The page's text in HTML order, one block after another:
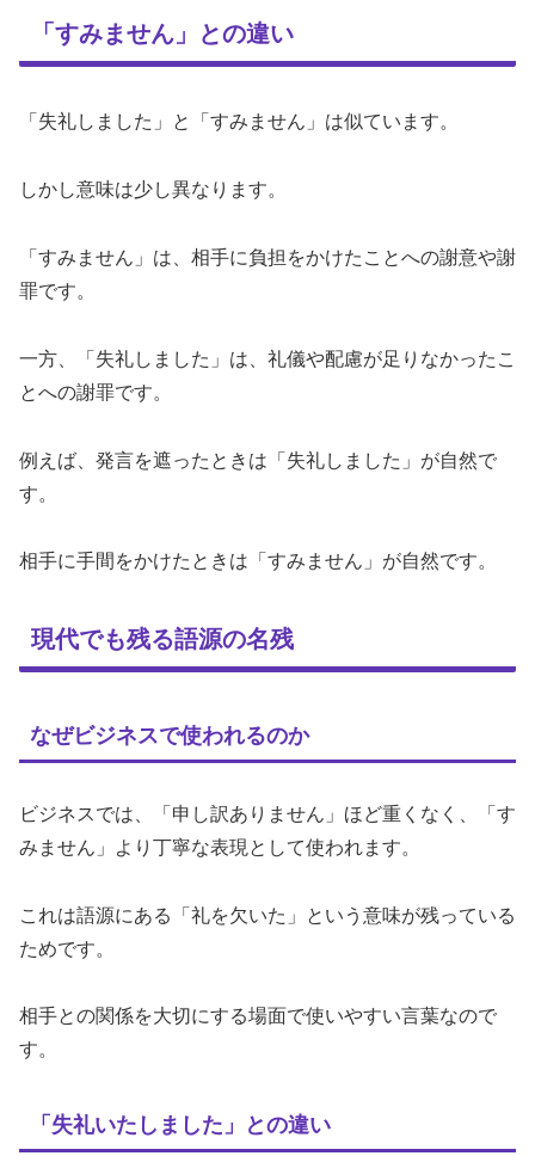
「すみません」との違い
「失礼しました」と「すみません」は似ています。
しかし意味は少し異なります。
「すみません」は、相手に負担をかけたことへの謝意や謝
罪です。
一方、「失礼しました」は、礼儀や配慮が足りなかったこ
とへの謝罪です。
例えば、発言を遮ったときは「失礼しました」が自然で
す。
相手に手間をかけたときは「すみません」が自然です。
現代でも残る語源の名残
なぜビジネスで使われるのか
ビジネスでは、「申し訳ありません」ほど重くなく、「す
みません」より丁寧な表現として使われます。
これは語源にある「礼を欠いた」という意味が残っている
ためです。
相手との関係を大切にする場面で使いやすい言葉なので
す。
「失礼いたしました」との違い